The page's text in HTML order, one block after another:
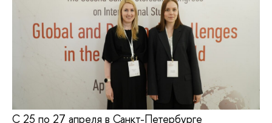
С 25 по 27 апреля в Санкт-Петербурге